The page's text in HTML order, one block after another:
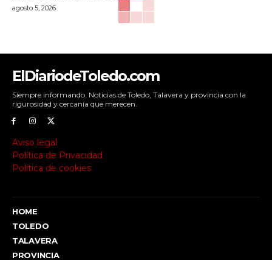
agosto 5, 2026
ElDiariodeToledo.com
Siempre informando. Noticias de Toledo, Talavera y provincia con la
rigurosidad y cercanía que merecen.
Aviso legal
Política de Privacidad
Política de cookies
HOME
TOLEDO
TALAVERA
PROVINCIA